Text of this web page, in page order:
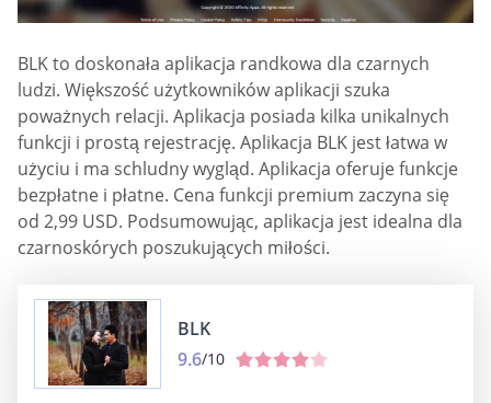
BLK to doskonała aplikacja randkowa dla czarnych
ludzi. Większość użytkowników aplikacji szuka
poważnych relacji. Aplikacja posiada kilka unikalnych
funkcji i prostą rejestrację. Aplikacja BLK jest łatwa w
użyciu i ma schludny wygląd. Aplikacja oferuje funkcje
bezpłatne i płatne. Cena funkcji premium zaczyna się
od 2,99 USD. Podsumowując, aplikacja jest idealna dla
czarnoskórych poszukujących miłości.
BLK
9.6/10